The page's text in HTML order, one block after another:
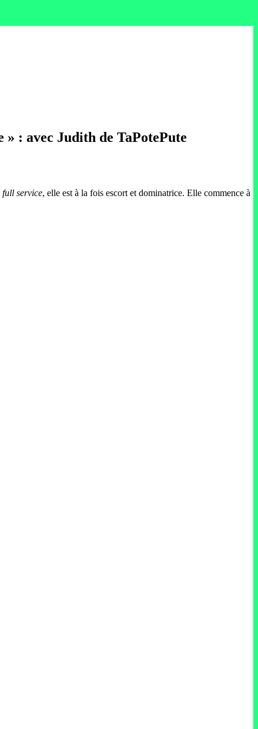
» : avec Judith de TaPotePute
full service, elle est à la fois escort et dominatrice. Elle commence à